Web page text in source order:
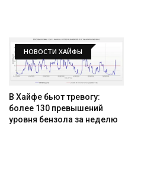
НОВОСТИ ХАЙФЫ
В Хайфе бьют тревогу:
более 130 превышений
уровня бензола за неделю